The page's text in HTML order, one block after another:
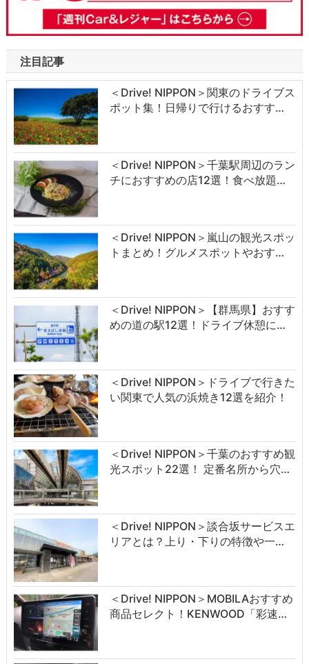
注目記事
＜Drive! NIPPON＞関東のドライブス
ポット集！日帰りで行けるおすす…
＜Drive! NIPPON＞千葉駅周辺のラン
チにおすすめの店12選！食べ放題…
＜Drive! NIPPON＞嵐山の観光スポッ
トまとめ！グルメスポットやおす…
＜Drive! NIPPON＞【群馬県】おすす
めの道の駅12選！ドライブ休憩に…
＜Drive! NIPPON＞ドライブで行きた
い関東で人気の浜焼き12選を紹介！
＜Drive! NIPPON＞千葉のおすすめ観
光スポット22選！ 定番名所から穴…
＜Drive! NIPPON＞談合坂サービスエ
リアとは？上り・下りの特徴や一…
＜Drive! NIPPON＞MOBILAおすすめ
商品セレクト！KENWOOD「彩速…